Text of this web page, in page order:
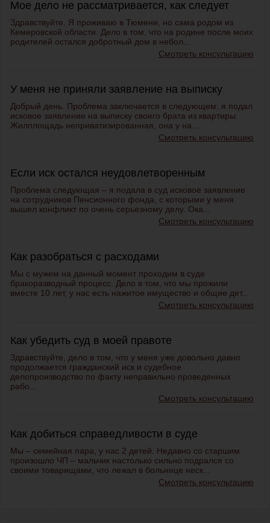
Мое дело не рассматривается, как следует
Здравствуйте. Я проживаю в Тюмени, но сама родом из
Кемеровской области. Дело в том, что на родине после моих
родителей остался добротный дом в небол...
Смотреть консультацию
У меня не приняли заявление на выписку
Добрый день. Проблема заключается в следующем: я подал
исковое заявление на выписку своего брата из квартиры.
Жилплощадь неприватизированная, она у на...
Смотреть консультацию
Если иск остался неудовлетворенным
Проблема следующая – я подала в суд исковое заявление
на сотрудников Пенсионного фонда, с которыми у меня
вышел конфликт по очень серьезному делу. Ока...
Смотреть консультацию
Как разобраться с расходами
Мы с мужем на данный момент проходим в суде
бракоразводный процесс. Дело в том, что мы прожили
вместе 10 лет, у нас есть нажитое имущество и общие дет...
Смотреть консультацию
Как убедить суд в моей правоте
Здравствуйте, дело в том, что у меня уже довольно давно
продолжается гражданский иск и судебное
делопроизводство по факту неправильно проведенных
рабо...
Смотреть консультацию
Как добиться справедливости в суде
Мы – семейная пара, у нас 2 детей. Недавно со старшим
произошло ЧП – мальчик настолько сильно подрался со
своими товарищами, что лежал в больнице неск...
Смотреть консультацию